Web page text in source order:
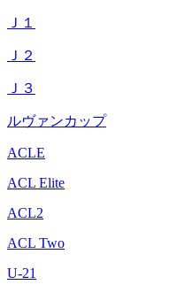
Ｊ１
Ｊ２
Ｊ３
ルヴァンカップ
ACLE
ACL Elite
ACL2
ACL Two
U-21